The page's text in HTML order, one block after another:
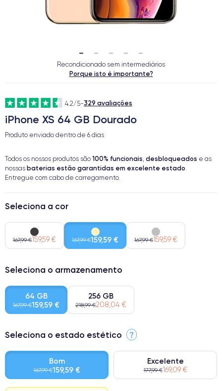
Recondicionado sem intermediários
Porque isto é importante?
4.2/5-329 avaliações
iPhone XS 64 GB Dourado
Produto enviado dentro de 6 dias
Todos os nossos produtos são 100% funcionais, desbloqueados e as
nossas baterias estão garantidas em excelente estado.
Entregue com cabo de carregamento.
Seleciona a cor
167,99 €159,59 € 167,99 €159,59 € 167,99 €159,59 €
Seleciona o armazenamento
64 GB
167,99 €159,59 €
256 GB
218,99 €208,04 €
Seleciona o estado estético ?
Bom
167,99 €159,59 €
Excelente
177,99 €169,09 €